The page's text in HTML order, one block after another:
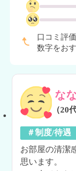
口コミ評
数字をお
な
（20
＃制度/待遇
お部屋の清潔
思います。